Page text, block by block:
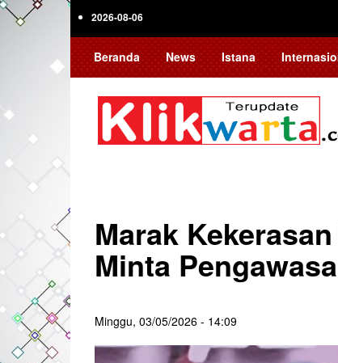
Skip
2026-08-06
Beranda News Istana
Marak
Minta
Minggu, 03/05/2026 - 14:09